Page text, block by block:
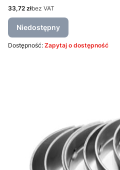
Cena
33,72 złbez VAT
Niedostępny
Dostępność: Zapytaj o dostępność